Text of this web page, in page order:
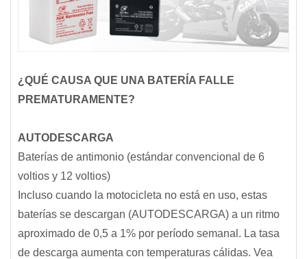
¿QUÉ CAUSA QUE UNA BATERÍA FALLE
PREMATURAMENTE?
AUTODESCARGA
Baterías de antimonio (estándar convencional de 6
voltios y 12 voltios)
Incluso cuando la motocicleta no está en uso, estas
baterías se descargan (AUTODESCARGA) a un ritmo
aproximado de 0,5 a 1% por período semanal. La tasa
de descarga aumenta con temperaturas cálidas. Vea